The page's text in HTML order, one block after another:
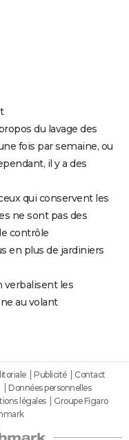
du lavage des
fois par semaine, ou
il y a des
qui conservent les
ne sont pas des
contrôle
en plus de jardiniers
verbalisent les
au volant
Publicité
Contact
Données personnelles
légales
Groupe Figaro